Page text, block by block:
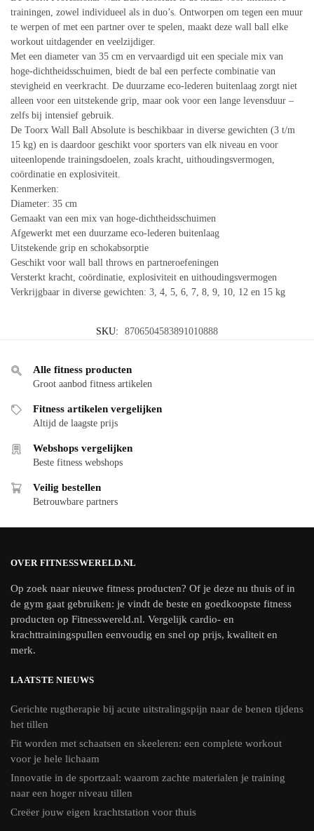
trainingen, zowel individueel als in duo’s. Ontworpen om tegen een muur
te werpen of met een partner over te spelen, maakt deze wall ball elke
workout uitdagender en veelzijdiger.
Met een diameter van 35 cm en vervaardigd uit een speciale mix van
hoge-dichtheidsschuimen, biedt de bal een perfecte combinatie van
stevigheid en veerkracht. De duurzame eco-lederen buitenlaag zorgt niet
alleen voor een uitstekende grip, maar ook voor een lange levensduur –
zelfs bij intensief gebruik.
De Toorx Wall Ball Absolute is beschikbaar in diverse gewichten (3 t/m
15 kg) en is daardoor geschikt voor sporters van elk niveau en voor
uiteenlopende trainingsdoelen, zoals kracht, uithoudingsvermogen,
coördinatie en explosiviteit.
Kenmerken:
Diameter: 35 cm
Gemaakt van een mix van hoge-dichtheidsschuimen
Afgewerkt met een duurzame eco-lederen buitenlaag
Uitstekende grip en schokabsorptie
Geschikt voor wall ball throws en partneroefeningen
Versterkt kracht, coördinatie, explosiviteit en uithoudingsvermogen
Verkrijgbaar in diverse gewichten: 3, 4, 5, 6, 7, 8, 9, 10, 12 en 15 kg
SKU: 8706504583891010888
Alle fitness producten
Groot aanbod fitness artikelen
Fitness artikelen vergelijken
Altijd de laagste prijs
Webshops vergelijken
Beste fitness webshops
Veilig bestellen
Betrouwbare partners
OVER FITNESSWERELD.NL
Op zoek naar nieuwe fitness producten? Of je deze nu thuis of in
de gym gaat gebruiken: je vindt de beste en goedkoopste fitness
producten op Fitnesswereld.nl. Vergelijk cardio- en
krachttrainingspullen eenvoudig en snel op prijs, kwaliteit en
merk.
LAATSTE NIEUWS
Gerichte rugtherapie bij acute uitstralingspijn naar de benen tijdens
het tillen
Fit worden met schaatsen en skeeleren: een complete workout
voor je hele lichaam
Innovatie in de sportzaal: waarom zachte materialen je training
naar een hoger niveau tillen
Creëer jouw eigen krachtstation voor thuis